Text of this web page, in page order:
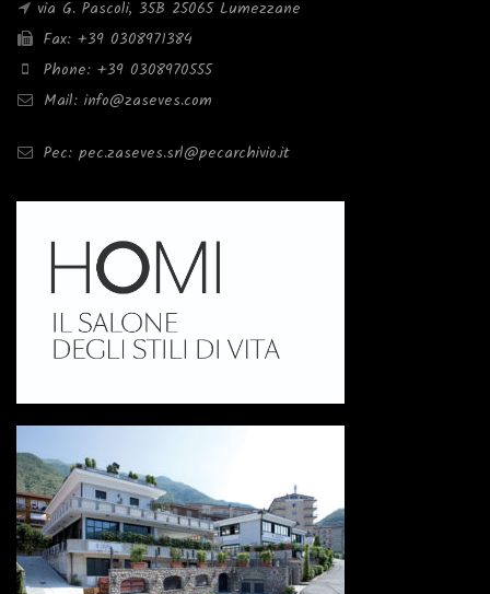
via G. Pascoli, 35B 25065 Lumezzane
Fax: +39 0308971384
Phone: +39 0308970555
Mail: info@zaseves.com
Pec: pec.zaseves.srl@pecarchivio.it